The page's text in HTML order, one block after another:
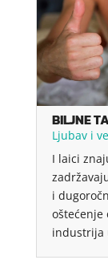
BILJNE
Ljubav i
I laici
i
oštećenje
industrija